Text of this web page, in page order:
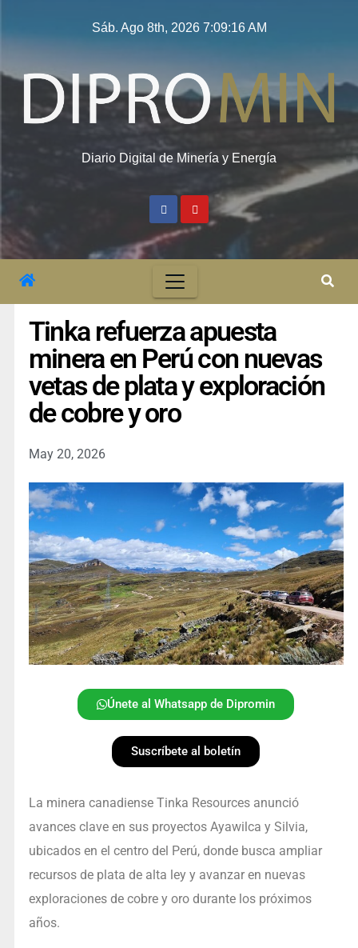
Sáb. Ago 8th, 2026 7:09:17 AM
Diario Digital de Minería y Energía
Tinka refuerza apuesta
minera en Perú con nuevas
vetas de plata y exploración
de cobre y oro
May 20, 2026
Únete al Whatsapp de Dipromin
Suscríbete al boletín
La minera canadiense Tinka Resources anunció
avances clave en sus proyectos Ayawilca y Silvia,
ubicados en el centro del Perú, donde busca ampliar
recursos de plata de alta ley y avanzar en nuevas
exploraciones de cobre y oro durante los próximos
años.